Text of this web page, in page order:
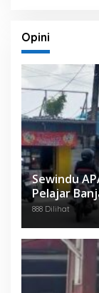
Opini
Sewindu
Pelajar
888 Dilihat